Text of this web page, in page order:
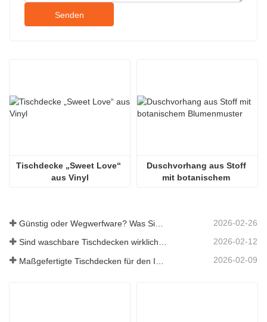
Senden
Tischdecke „Sweet Love“
aus Vinyl
Duschvorhang aus Stoff
mit botanischem
2026-02-26
Sind waschbare Tischdecken wirklich pflegeleicht? Was Sie erwartet 2026-02-12
2026-02-09